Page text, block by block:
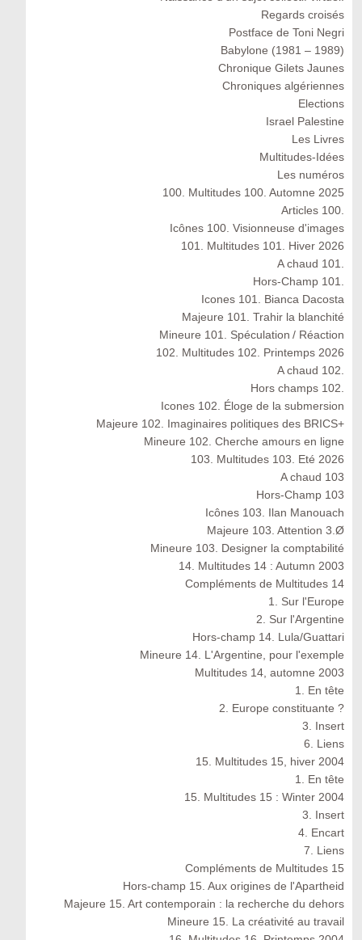
Regards croisés
Postface de Toni Negri
Babylone (1981 – 1989)
Chronique Gilets Jaunes
Chroniques algériennes
Elections
Israel Palestine
Les Livres
Multitudes-Idées
Les numéros
100. Multitudes 100. Automne 2025
Articles 100.
Icônes 100. Visionneuse d'images
101. Multitudes 101. Hiver 2026
A chaud 101.
Hors-Champ 101.
Icones 101. Bianca Dacosta
Majeure 101. Trahir la blanchité
Mineure 101. Spéculation / Réaction
102. Multitudes 102. Printemps 2026
A chaud 102.
Hors champs 102.
Icones 102. Éloge de la submersion
Majeure 102. Imaginaires politiques des BRICS+
Mineure 102. Cherche amours en ligne
103. Multitudes 103. Eté 2026
A chaud 103
Hors-Champ 103
Icônes 103. Ilan Manouach
Majeure 103. Attention 3.Ø
Mineure 103. Designer la comptabilité
14. Multitudes 14 : Autumn 2003
Compléments de Multitudes 14
1. Sur l'Europe
2. Sur l'Argentine
Hors-champ 14. Lula/Guattari
Mineure 14. L'Argentine, pour l'exemple
Multitudes 14, automne 2003
1. En tête
2. Europe constituante ?
3. Insert
6. Liens
15. Multitudes 15, hiver 2004
1. En tête
15. Multitudes 15 : Winter 2004
3. Insert
4. Encart
7. Liens
Compléments de Multitudes 15
Hors-champ 15. Aux origines de l'Apartheid
Majeure 15. Art contemporain : la recherche du dehors
Mineure 15. La créativité au travail